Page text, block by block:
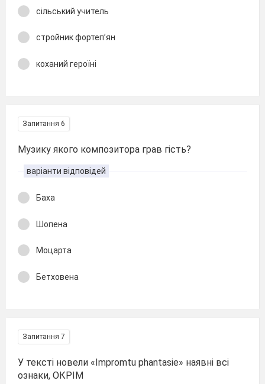
сільський учитель
стройник фортеп’ян
коханий героїні
Запитання 6
Музику якого композитора грав гість?
варіанти відповідей
Баха
Шопена
Моцарта
Бетховена
Запитання 7
У тексті новели «Іmpromtu phantasie» наявні всі
ознаки, ОКРІМ